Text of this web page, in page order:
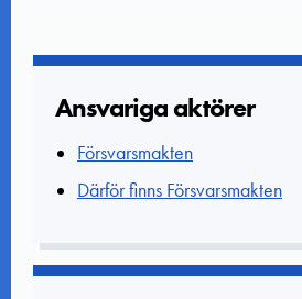
Ansvariga aktörer
Försvarsmakten
Därför finns Försvarsmakten